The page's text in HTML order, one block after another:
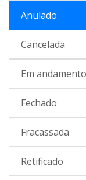
Anulado
Cancelada
Em andamento
Fechado
Fracassada
Retificado